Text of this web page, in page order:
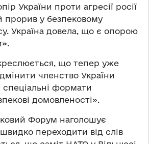
України проти агресії росії
прорив у безпековому
Україна довела, що є опорою
що тепер уже
членство України
формати
домовленості».
Форум наголошує
переходити від слів